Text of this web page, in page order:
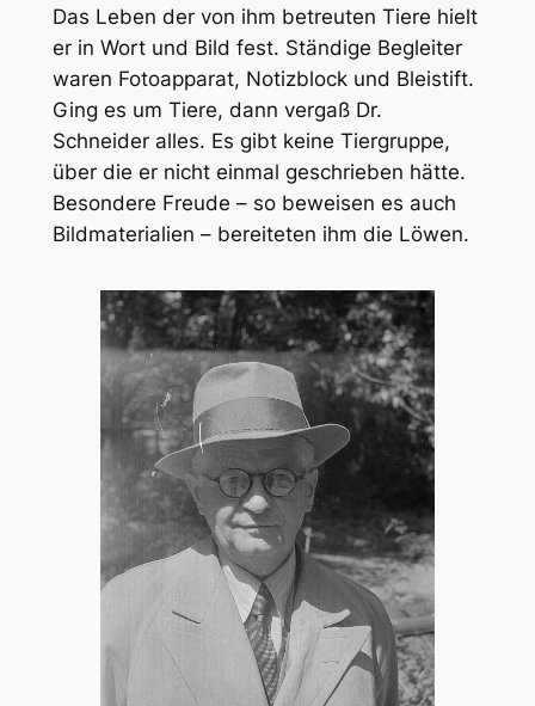
Das Leben der von ihm betreuten Tiere hielt
er in Wort und Bild fest. Ständige Begleiter
waren Fotoapparat, Notizblock und Bleistift.
Ging es um Tiere, dann vergaß Dr.
Schneider alles. Es gibt keine Tiergruppe,
über die er nicht einmal geschrieben hätte.
Besondere Freude – so beweisen es auch
Bildmaterialien – bereiteten ihm die Löwen.